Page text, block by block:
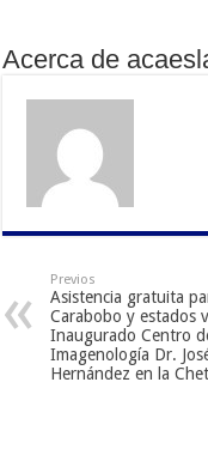
Acerca de
Previos
Asistencia gratuita
Carabobo y estados
Inaugurado Centro
Imagenología Dr.
Hernández en la